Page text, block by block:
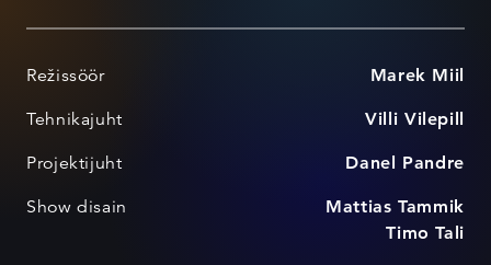
Režissöör Marek Miil
Tehnikajuht Villi Vilepill
Projektijuht Danel Pandre
Show disain
Mattias Tammik
Timo Tali